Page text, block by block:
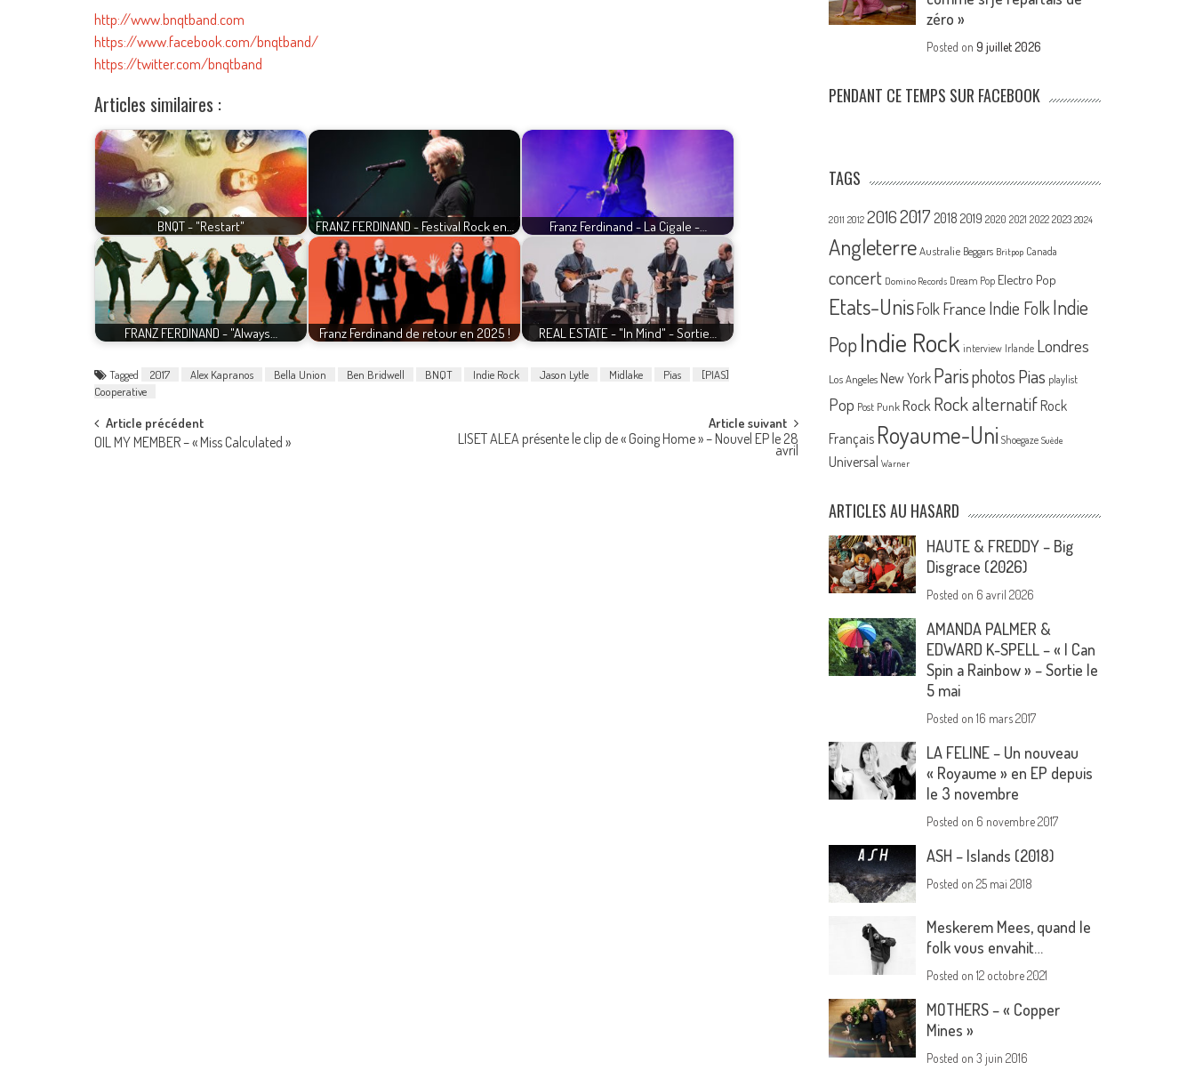
http://www.bnqtband.com
https://www.facebook.com/bnqtband/
https://twitter.com/bnqtband
Articles similaires :
BNQT - "Restart" FRANZ FERDINAND - Festival Rock en… Franz Ferdinand - La Cigale -…
FRANZ FERDINAND - "Always… Franz Ferdinand de retour en 2025 ! REAL ESTATE - "In Mind" - Sortie…
Tagged 2017 Alex Kapranos Bella Union Ben Bridwell BNQT Indie Rock Jason Lytle Midlake Pias
[PIAS]
Cooperative
Post
Article précédent
OIL MY MEMBER – « Miss Calculated »
Article suivant
LISET ALEA présente le clip de « Going Home » – Nouvel EP le 28
avril
zéro »
Posted on9 juillet 2026
PENDANT CE TEMPS SUR FACEBOOK
TAGS
2011 2012 20162017 2018 2019 2020 2021 2022 2023 2024
Angleterre Australie Beggars Britpop Canada
concert Domino Records Dream Pop Electro Pop
Etats-UnisFolk France Indie FolkIndie
PopIndie Rock interview Irlande Londres
Los Angeles New York Parisphotos Pias playlist
Pop Post Punk Rock Rock alternatif Rock
Français Royaume-Uni Shoegaze Suède
Universal Warner
ARTICLES AU HASARD
HAUTE & FREDDY – Big
Disgrace (2026)
Posted on 6 avril 2026
AMANDA PALMER &
EDWARD K-SPELL – « I Can
Spin a Rainbow » – Sortie le
5 mai
Posted on16 mars 2017
LA FELINE – Un nouveau
« Royaume » en EP depuis
le 3 novembre
Posted on 6 novembre 2017
ASH – Islands (2018)
Posted on25 mai 2018
Meskerem Mees, quand le
folk vous envahit…
Posted on12 octobre 2021
MOTHERS – « Copper
Mines »
Posted on3 juin 2016